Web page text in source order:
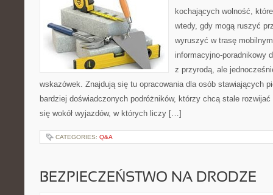
kochających wolność,
wtedy, gdy mogą ruszyć
wyruszyć w trasę
informacyjno-poradnikowy
z przyrodą, ale
wskazówek. Znajdują się tu opracowania dla osób stawiających
bardziej doświadczonych podróżników, którzy chcą stale
się wokół wyjazdów, w których liczy […]
CATEGORIES: Q&A
BEZPIECZEŃSTWO NA DRODZE